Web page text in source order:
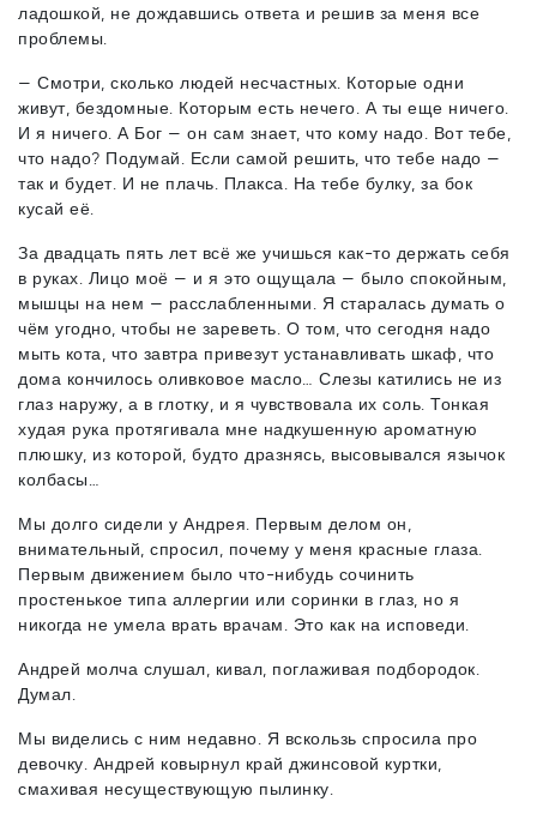
ладошкой, не дождавшись ответа и решив за меня все
проблемы.
— Смотри, сколько людей несчастных. Которые одни
живут, бездомные. Которым есть нечего. А ты еще ничего.
И я ничего. А Бог — он сам знает, что кому надо. Вот тебе,
что надо? Подумай. Если самой решить, что тебе надо —
так и будет. И не плачь. Плакса. На тебе булку, за бок
кусай её.
За двадцать пять лет всё же учишься как-то держать себя
в руках. Лицо моё — и я это ощущала — было спокойным,
мышцы на нем — расслабленными. Я старалась думать о
чём угодно, чтобы не зареветь. О том, что сегодня надо
мыть кота, что завтра привезут устанавливать шкаф, что
дома кончилось оливковое масло… Слезы катились не из
глаз наружу, а в глотку, и я чувствовала их соль. Тонкая
худая рука протягивала мне надкушенную ароматную
плюшку, из которой, будто дразнясь, высовывался язычок
колбасы…
Мы долго сидели у Андрея. Первым делом он,
внимательный, спросил, почему у меня красные глаза.
Первым движением было что-нибудь сочинить
простенькое типа аллергии или соринки в глаз, но я
никогда не умела врать врачам. Это как на исповеди.
Андрей молча слушал, кивал, поглаживая подбородок.
Думал.
Мы виделись с ним недавно. Я вскользь спросила про
девочку. Андрей ковырнул край джинсовой куртки,
смахивая несуществующую пылинку.